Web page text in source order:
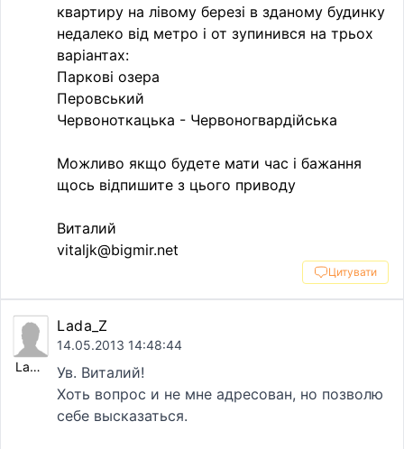
квартиру на лiвому березi в зданому будинку
недалеко вiд метро i от зупинився на трьох
варiантах:
Парковi озера
Перовський
Червоноткацька - Червоногвардiйська
Можливо якщо будете мати час i бажання
щось вiдпишите з цього приводу
Виталий
vitaljk@bigmir.net
Цитувати
Lada_Z
Lada_Z
14.05.2013 14:48:44
Ув. Виталий!
Хоть вопрос и не мне адресован, но позволю
себе высказаться.